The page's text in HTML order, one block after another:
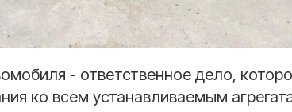
- ответственное дело,
ко всем устанавливаемым